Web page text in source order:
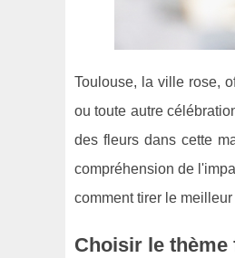
Toulouse, la ville rose,
ou toute autre
des fleurs dans cette
compréhension de
comment tirer le
Choisir le thème